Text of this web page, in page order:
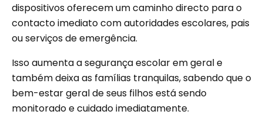
dispositivos oferecem um caminho directo para o
contacto imediato com autoridades escolares, pais
ou serviços de emergência.
Isso aumenta a segurança escolar em geral e
também deixa as famílias tranquilas, sabendo que o
bem-estar geral de seus filhos está sendo
monitorado e cuidado imediatamente.